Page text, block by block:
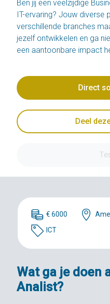
Ben jij een veelzijdige
IT-ervaring? Jouw diverse
verschillende branches
jezelf ontwikkelen en ga
een aantoonbare impact
Direct
Deel
€ 6000
ICT
Wat ga je doen
Analist?